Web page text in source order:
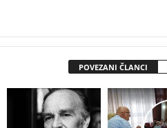
POVEZANI ČLANCI